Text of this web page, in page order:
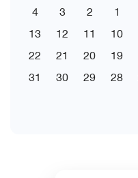
1
2
3
4
10
11
12
13
19
20
21
22
28
29
30
31